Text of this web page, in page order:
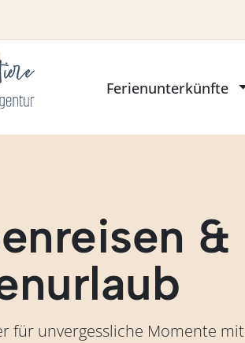
Ferienunterkünfte
&
für unvergessliche Momente mit